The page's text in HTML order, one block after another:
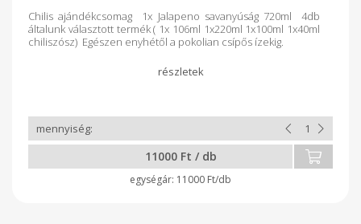
Chilis ajándékcsomag 1x Jalapeno savanyúság 720ml 4db
általunk választott termék ( 1x 106ml 1x220ml 1x100ml 1x40ml
chiliszósz) Egészen enyhétől a pokolian csípős ízekig.
11000 Ft / db
11000 Ft/db